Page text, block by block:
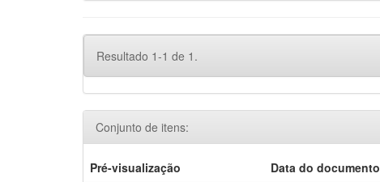
Resultado 1-1 de 1.
Conjunto de itens:
Pré-visualização Data do documento